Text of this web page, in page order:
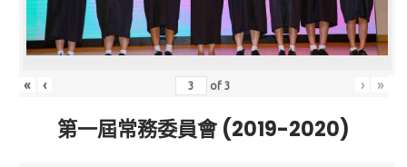
« ‹ of3 › »
第一屆常務委員會 (2019-2020)